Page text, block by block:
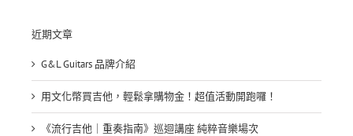
近期文章
G&L Guitars 品牌介紹
用文化幣買吉他，輕鬆拿購物金！超值活動開跑囉！
《流行吉他｜重奏指南》巡迴講座 純粹音樂場次